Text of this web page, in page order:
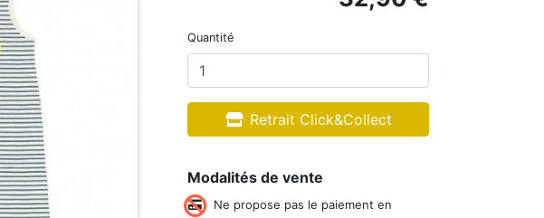
Quantité
Retrait Click&Collect
Modalités de vente
Ne propose pas le paiement en